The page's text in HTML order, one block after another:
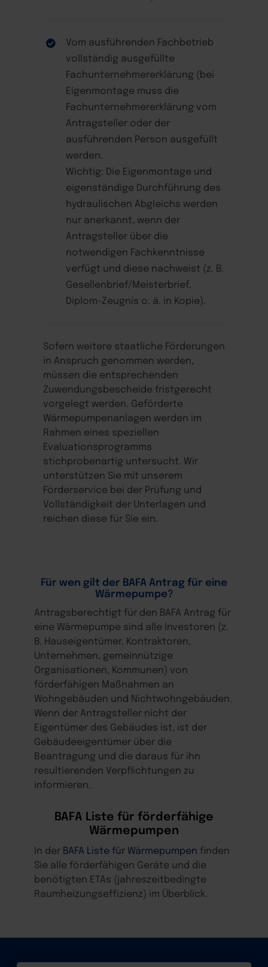
Vom ausführenden Fachbetrieb
vollständig ausgefüllte
Fachunternehmererklärung (bei
Eigenmontage muss die
Fachunternehmererklärung vom
Antragsteller oder der
ausführenden Person ausgefüllt
werden.
Wichtig: Die Eigenmontage und
eigenständige Durchführung des
hydraulischen Abgleichs werden
nur anerkannt, wenn der
Antragsteller über die
notwendigen Fachkenntnisse
verfügt und diese nachweist (z. B.
Gesellenbrief/Meisterbrief,
Diplom-Zeugnis o. ä. in Kopie).
Sofern weitere staatliche Förderungen
in Anspruch genommen werden,
müssen die entsprechenden
Zuwendungsbescheide fristgerecht
vorgelegt werden. Geförderte
Wärmepumpenanlagen werden im
Rahmen eines speziellen
Evaluationsprogramms
stichprobenartig untersucht. Wir
unterstützen Sie mit unserem
Förderservice bei der Prüfung und
Vollständigkeit der Unterlagen und
reichen diese für Sie ein.
Für wen gilt der BAFA Antrag für eine
Wärmepumpe?
Antragsberechtigt für den BAFA Antrag für
eine Wärmepumpe sind alle Investoren (z.
B. Hauseigentümer, Kontraktoren,
Unternehmen, gemeinnützige
Organisationen, Kommunen) von
förderfähigen Maßnahmen an
Wohngebäuden und Nichtwohngebäuden.
Wenn der Antragsteller nicht der
Eigentümer des Gebäudes ist, ist der
Gebäudeeigentümer über die
Beantragung und die daraus für ihn
resultierenden Verpflichtungen zu
informieren.
BAFA Liste für förderfähige
Wärmepumpen
In der BAFA Liste für Wärmepumpen finden
Sie alle förderfähigen Geräte und die
benötigten ETAs (jahreszeitbedingte
Raumheizungseffizienz) im Überblick.